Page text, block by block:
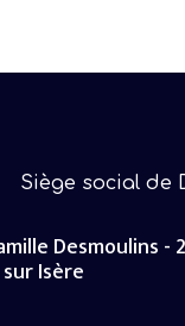
élevé
la police
Siège social de
Desmoulins -
Isère